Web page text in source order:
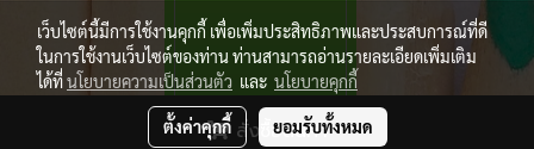
สั่งซื้อสินค้า
เว็บไซต์นี้มีการใช้งานคุกกี้ เพื่อเพิ่มประสิทธิภาพและประสบการณ์ที่ดี
ในการใช้งานเว็บไซต์ของท่าน ท่านสามารถอ่านรายละเอียดเพิ่มเติม
ได้ที่นโยบายความเป็นส่วนตัว และ นโยบายคุกกี้
ตั้งค่าคุกกี้ ยอมรับทั้งหมด